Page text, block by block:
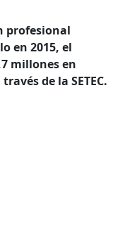
profesional
en 2015, el
millones en
de la SETEC.